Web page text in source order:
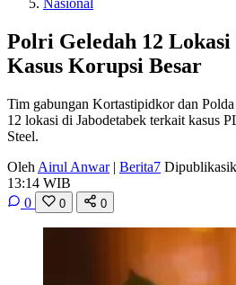
Nasional
Polri Geledah 12
Kasus Korupsi Besar
Tim gabungan Kortastipidkor dan
12 lokasi di Jabodetabek terkait kasus
Steel.
Oleh Airul Anwar | Berita7
13:14 WIB
0
0 0